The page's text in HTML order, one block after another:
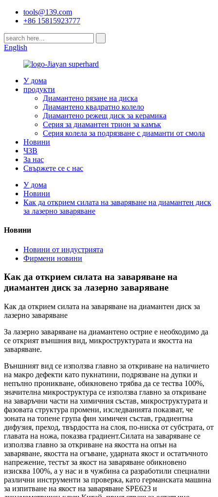
tools@139.com
+86 15815923777
English
У дома
продукти
Диамантено рязане на диска
Диамантено квадратно колело
Диамантено режещ диск за керамика
Серия за диамантен трион за камък
Серия колела за подрязване с диаманти от смола
Новини
ЧЗВ
За нас
Свържете се с нас
У дома
Новини
Как да открием силата на заваряване на диамантен диск
за лазерно заваряване
Новини
Новини от индустрията
Фирмени новини
Как да открием силата на заваряване на
диамантен диск за лазерно заваряване
Как да открием силата на заваряване на диамантен диск за
лазерно заваряване
За лазерно заваряване на диамантено острие е необходимо да
се открият външния вид, микроструктурата и якостта на
заваряване.
Външният вид се използва главно за откриване на наличието
на макро дефекти като пукнатини, подрязване на дупки и
непълно проникване, обикновено трябва да се тества 100%,
значителна микроструктура се използва главно за откриване
на заваръчни части на химичния състав, микроструктурата и
фазовата структура промени, изследванията показват, че
зоната на топене група фин химичен състав, градиентна
дифузия, преход, твърдостта на слоя, по-ниска от субстрата, от
главата на ножа, показва градиент.Силата на заваряване се
използва главно за откриване на якостта на опън на
заваряване, якостта на огъване, ударната якост и остатъчното
напрежение, тестът за якост на заваряване обикновено
изисква 100%, а у нас и в чужбина са разработили специални
различни инструменти за проверка, като германската машина
за изпитване на якост на заваряване SPE623 и